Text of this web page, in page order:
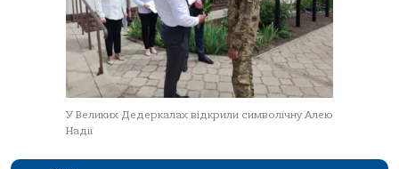
У Великих Дедеркалах відкрили символічну Алею
Надії